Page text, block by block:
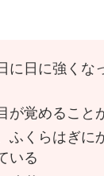
に日に強くな
が覚めること
ふくらはぎに
いる